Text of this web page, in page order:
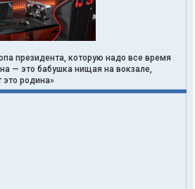
президента, которую надо все время
— это бабушка нищая на вокзале,
родина»